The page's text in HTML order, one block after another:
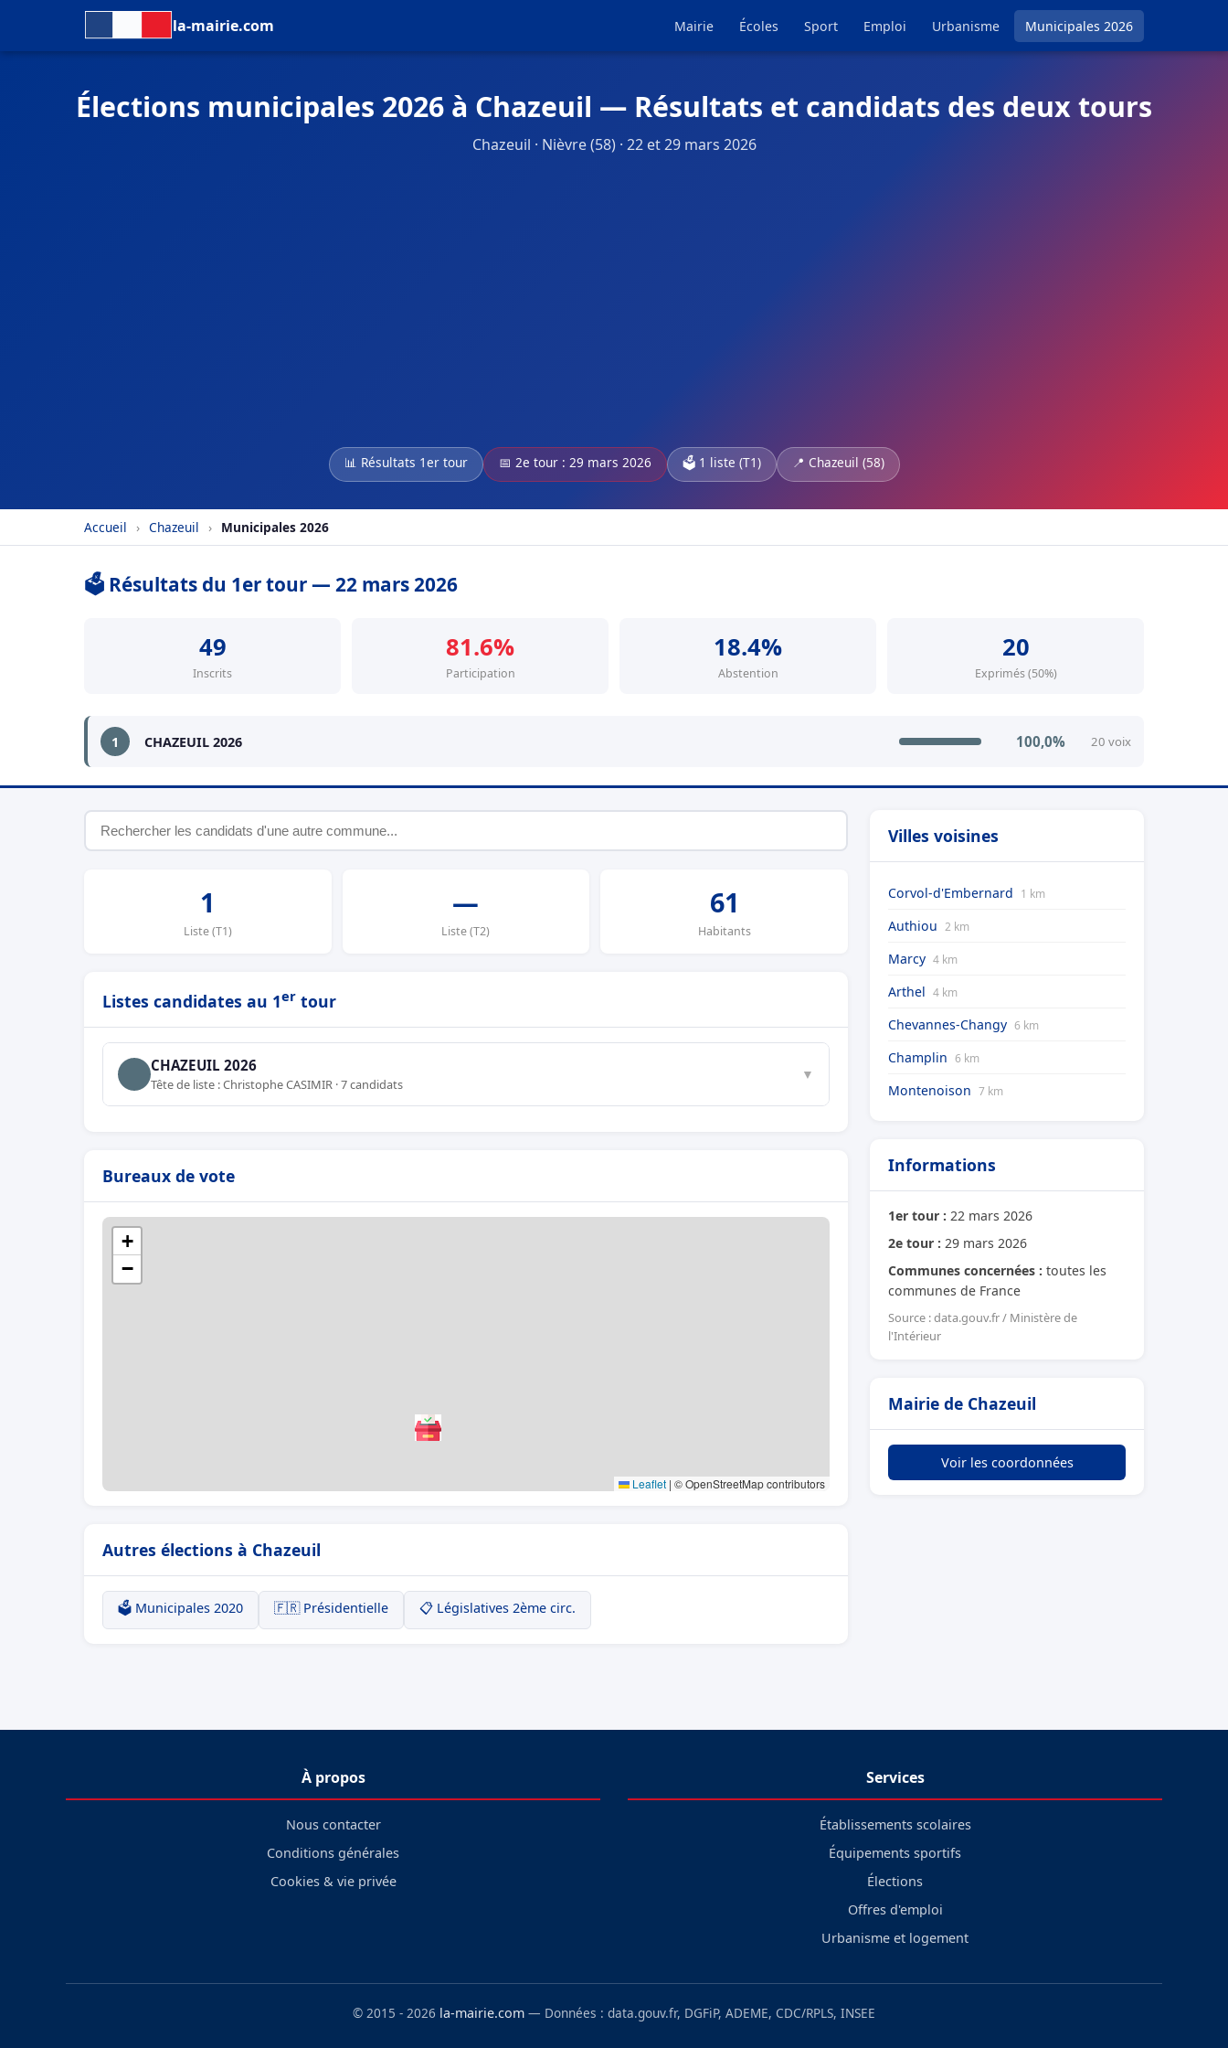
la-mairie.com Mairie Écoles Sport Emploi Urbanisme Municipales 2026
Élections municipales 2026 à Chazeuil — Résultats et candidats des deux tours
Chazeuil · Nièvre (58) · 22 et 29 mars 2026
📊 Résultats 1er tour 📅 2e tour : 29 mars 2026 🗳️ 1 liste (T1) 📍 Chazeuil (58)
Accueil › Chazeuil › Municipales 2026
🗳️ Résultats du 1er tour — 22 mars 2026
49
Inscrits
81.6%
Participation
18.4%
Abstention
20
Exprimés (50%)
1 CHAZEUIL 2026 100,0% 20 voix
1
Liste (T1)
—
Liste (T2)
61
Habitants
Listes candidates au 1er tour
CHAZEUIL 2026
Tête de liste : Christophe CASIMIR · 7 candidats
▼
Bureaux de vote
+
−
Leaflet | © OpenStreetMap contributors
Autres élections à Chazeuil
🗳️ Municipales 2020 🇫🇷 Présidentielle 📋 Législatives 2ème circ.
Villes voisines
Corvol-d'Embernard 1 km
Authiou 2 km
Marcy 4 km
Arthel 4 km
Chevannes-Changy 6 km
Champlin 6 km
Montenoison 7 km
Informations
1er tour : 22 mars 2026
2e tour : 29 mars 2026
Communes concernées : toutes les
communes de France
Source : data.gouv.fr / Ministère de
l'Intérieur
Mairie de Chazeuil
Voir les coordonnées
À propos
Nous contacter
Conditions générales
Cookies & vie privée
Services
Établissements scolaires
Équipements sportifs
Élections
Offres d'emploi
Urbanisme et logement
© 2015 - 2026 la-mairie.com — Données : data.gouv.fr, DGFiP, ADEME, CDC/RPLS, INSEE